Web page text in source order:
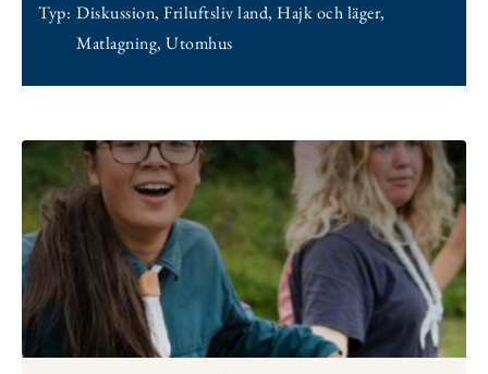
Typ: Diskussion, Friluftsliv land, Hajk och läger,
Matlagning, Utomhus